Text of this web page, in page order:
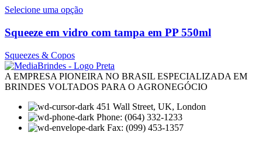
Selecione uma opção
Squeeze em vidro com tampa em PP 550ml
Squeezes & Copos
A EMPRESA PIONEIRA NO BRASIL ESPECIALIZADA EM
BRINDES VOLTADOS PARA O AGRONEGÓCIO
451 Wall Street, UK, London
Phone: (064) 332-1233
Fax: (099) 453-1357